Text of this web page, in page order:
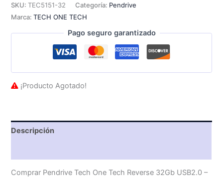
SKU:TEC5151-32 Categoría: Pendrive
Marca:TECH ONE TECH
Pago seguro garantizado
¡Producto Agotado!
Descripción
Comprar Pendrive Tech One Tech Reverse 32Gb USB2.0 –